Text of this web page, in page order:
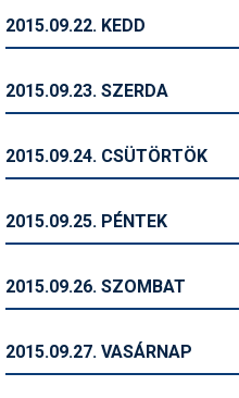
Telemark
Téli sportok
Történelem
Túrasí
Utazási tippek
Védőfelszerelés
2015.09.22. KEDD
2015.09.23. SZERDA
2015.09.24. CSÜTÖRTÖK
2015.09.25. PÉNTEK
2015.09.26. SZOMBAT
2015.09.27. VASÁRNAP